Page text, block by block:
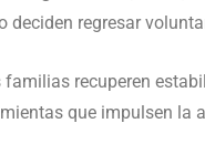
deciden regresar
recuperen
que impulsen la